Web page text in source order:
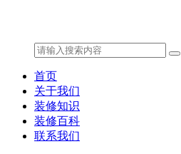
首页
关于我们
装修知识
装修百科
联系我们